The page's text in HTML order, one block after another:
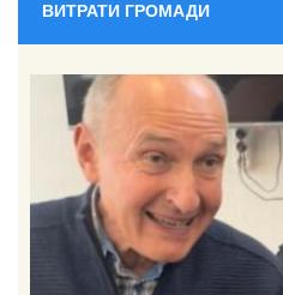
ВИТРАТИ ГРОМАДИ